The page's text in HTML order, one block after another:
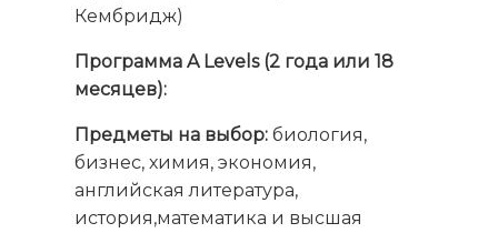
Кембридж)
Программа A Levels (2 года или 18
месяцев):
Предметы на выбор:биология,
бизнес, химия, экономия,
английская литература,
история,математика и высшая